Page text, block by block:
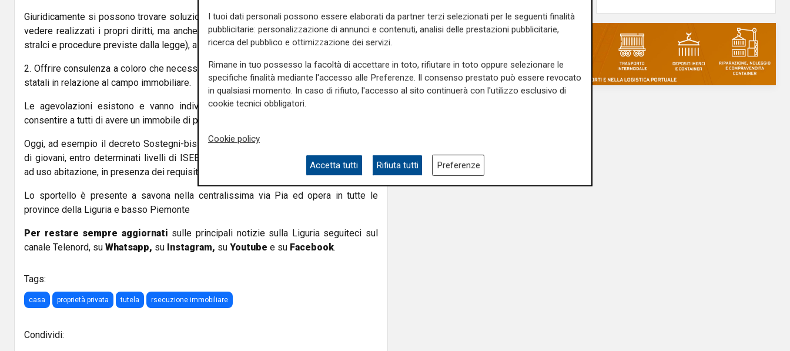
Giuridicamente si possono trovare soluzioni legali atte a consentire alle parti di poter
vedere realizzati i propri diritti, ma anche i propri interessi legittimi (accordi, saldi e
stralci e procedure previste dalla legge), al fine di tutelare i sacrifici di una vita.
2. Offrire consulenza a coloro che necessitano di supporto in ordine alle agevolazioni
statali in relazione al campo immobiliare.
Le agevolazioni esistono e vanno individuate, analizzate ed applicate al fine di
consentire a tutti di avere un immobile di proprietà.
Oggi, ad esempio il decreto Sostegni-bis introduce una nuova agevolazione a favore
di giovani, entro determinati livelli di ISEE, in occasione dell’acquisto di un immobile
ad uso abitazione, in presenza dei requisiti per la “prima casa”.
Lo sportello è presente a savona nella centralissima via Pia ed opera in tutte le
province della Liguria e basso Piemonte
Per restare sempre aggiornati sulle principali notizie sulla Liguria seguiteci sul
canale Telenord, su Whatsapp, su Instagram, su Youtube e su Facebook.
Tags:
casa proprietà privata tutela rsecuzione immobiliare
Condividi:
I tuoi dati personali possono essere elaborati da partner terzi selezionati per le seguenti finalità
pubblicitarie: personalizzazione di annunci e contenuti, analisi delle prestazioni pubblicitarie,
ricerca del pubblico e ottimizzazione dei servizi.
Rimane in tuo possesso la facoltà di accettare in toto, rifiutare in toto oppure selezionare le
specifiche finalità mediante l'accesso alle Preferenze. Il consenso prestato può essere revocato
in qualsiasi momento. In caso di rifiuto, l'accesso al sito continuerà con l'utilizzo esclusivo di
cookie tecnici obbligatori.
Cookie policy
Accetta tutti Rifiuta tutti Preferenze